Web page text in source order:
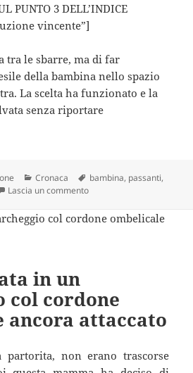
PUNTO 3 DELL’INDICE
vincente”]
tra le sbarre, ma di far
della bambina nello spazio
La scelta ha funzionato e la
senza riportare
Categorie
Cronaca Tag
bambina, passanti,
Lascia un commentosu Bambina con la testa
in un
col cordone
ancora attaccato
partorita, non erano trascorse